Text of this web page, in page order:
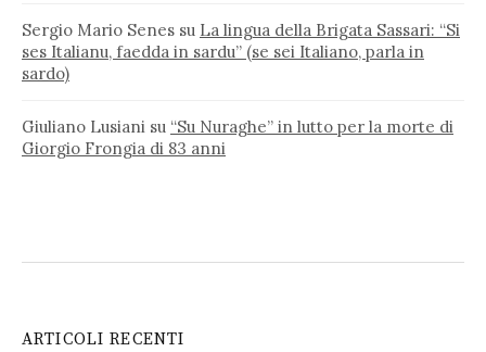
Sergio Mario Senes su La lingua della Brigata Sassari: “Si
ses Italianu, faedda in sardu” (se sei Italiano, parla in
sardo)
Giuliano Lusiani su “Su Nuraghe” in lutto per la morte di
Giorgio Frongia di 83 anni
ARTICOLI RECENTI